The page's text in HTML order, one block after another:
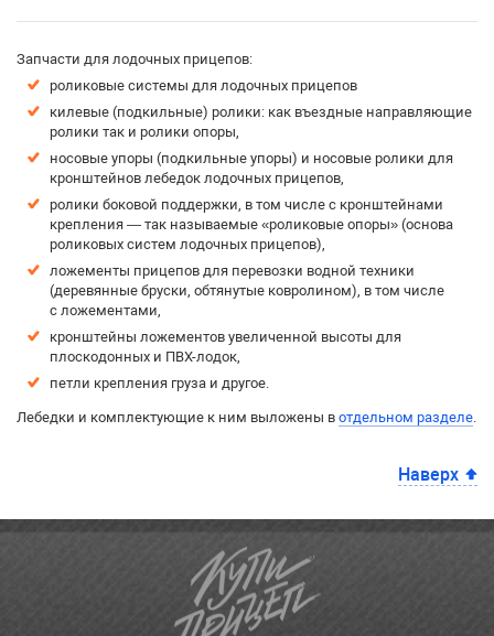
Запчасти для лодочных прицепов:
роликовые системы для лодочных прицепов
килевые (подкильные) ролики: как въездные направляющие
ролики так и ролики опоры,
носовые упоры (подкильные упоры) и носовые ролики для
кронштейнов лебедок лодочных прицепов,
ролики боковой поддержки, в том числе с кронштейнами
крепления — так называемые «роликовые опоры» (основа
роликовых систем лодочных прицепов),
ложементы прицепов для перевозки водной техники
(деревянные бруски, обтянутые ковролином), в том числе
с ложементами,
кронштейны ложементов увеличенной высоты для
плоскодонных и ПВХ-лодок,
петли крепления груза и другое.
Лебедки и комплектующие к ним выложены в отдельном разделе.
Наверх